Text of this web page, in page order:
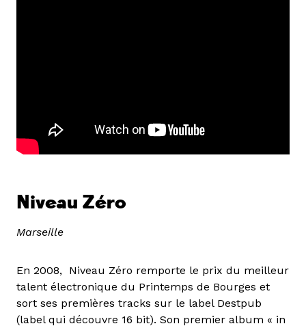
Niveau Zéro
Marseille
En 2008, Niveau Zéro remporte le prix du meilleur
talent électronique du Printemps de Bourges et
sort ses premières tracks sur le label Destpub
(label qui découvre 16 bit). Son premier album « in